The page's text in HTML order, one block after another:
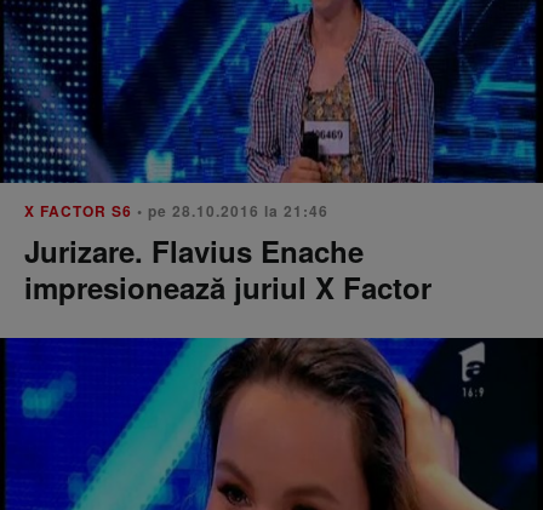
X FACTOR S6 • pe 28.10.2016 la 21:46
Jurizare. Flavius Enache
impresionează juriul X Factor